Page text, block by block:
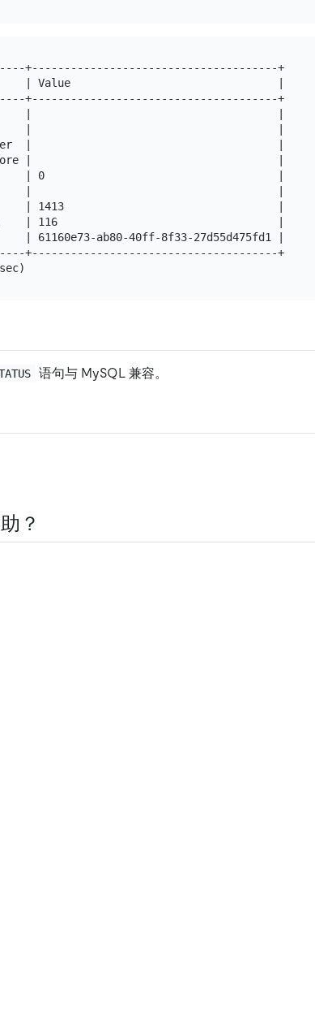
+--------------------------------------+
| Value                                |
+--------------------------------------+
|                                      |
|                                      |
|                                      |
|                                      |
| 0                                    |
|                                      |
| 1413                                 |
| 116                                  |
61160e73-ab80-40ff-8f33-27d55d475fd1 |
+--------------------------------------+
语句与 MySQL 兼容。
？